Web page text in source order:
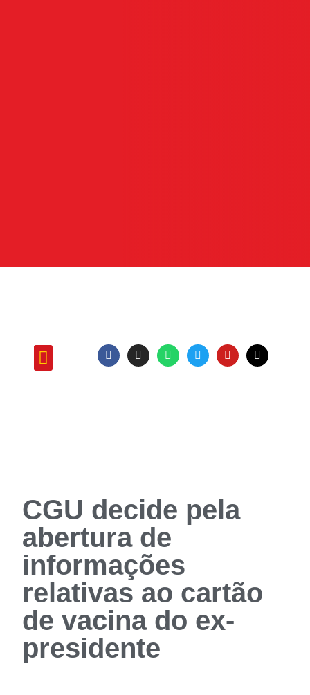
CGU decide pela
abertura de
informações
relativas ao cartão
de vacina do ex-
presidente